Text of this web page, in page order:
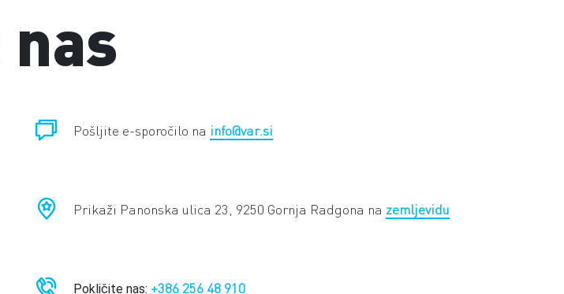
Pošljite e-sporočilo na info@var.si
Prikaži Panonska ulica 23, 9250 Gornja Radgona na zemljevidu
Pokličite nas: +386 256 48 910